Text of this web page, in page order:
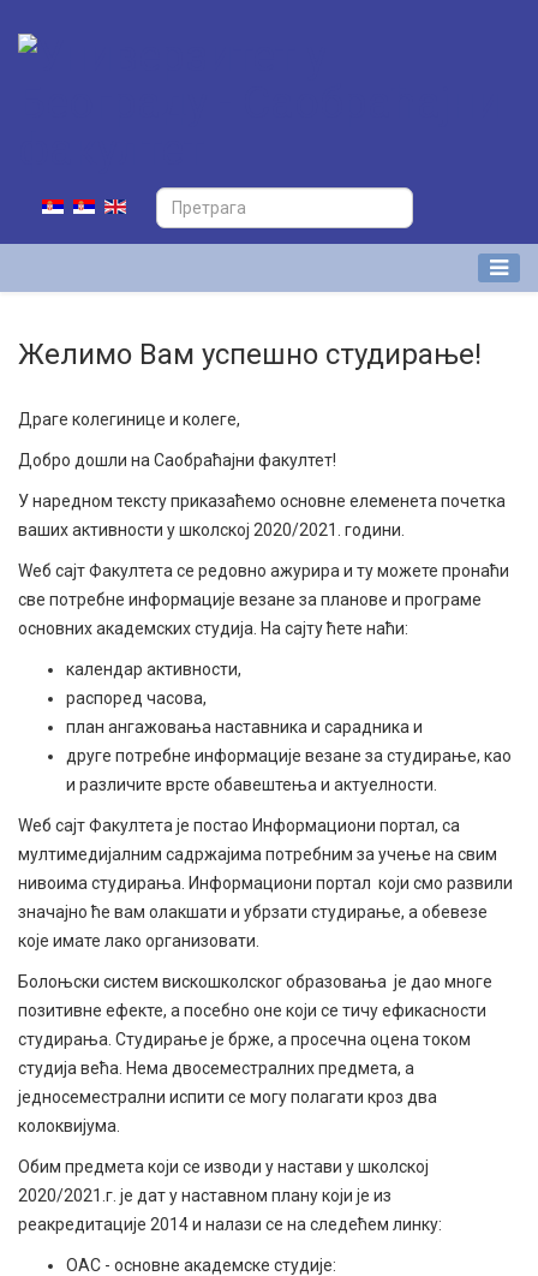
Желимo Вам успешно студирање!
Драге колегинице и колеге,
Добро дошли на Саобраћајни факултет!
У наредном тексту приказаћемо основне елеменета почетка
ваших активности у школској 2020/2021. години.
Wеб сајт Факултета се редовно ажурира и ту можете пронаћи
све потребне информације везане за планове и програме
основних академских студија. На сајту ћете наћи:
календар активности,
распоред часова,
план ангажовања наставника и сарадника и
друге потребне информације везане за студирање, као
и различите врсте обавештења и актуелности.
Wеб сајт Факултета је постао Информациони портал, са
мултимедијалним садржајима потребним за учење на свим
нивоима студирања. Информациони портал који смо развили
значајно ће вам олакшати и убрзати студирање, а обевезе
које имате лако организовати.
Болоњски систем вискошколског образовања је дао многе
позитивне ефекте, а посебно оне који се тичу ефикасности
студирања. Студирање је брже, а просечна оцена током
студија већа. Нема двосеместралних предмета, а
једносеместрални испити се могу полагати кроз два
колоквијума.
Обим предмета који се изводи у настави у школској
2020/2021.г. је дат у наставном плану који је из
реакредитације 2014 и налази се на следећем линку:
ОАС - основне академске студије: